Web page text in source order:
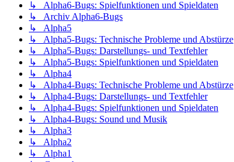
↳ Alpha6-Bugs: Spielfunktionen und Spieldaten
↳ Archiv Alpha6-Bugs
↳ Alpha5
↳ Alpha5-Bugs: Technische Probleme und Abstürze
↳ Alpha5-Bugs: Darstellungs- und Textfehler
↳ Alpha5-Bugs: Spielfunktionen und Spieldaten
↳ Alpha4
↳ Alpha4-Bugs: Technische Probleme und Abstürze
↳ Alpha4-Bugs: Darstellungs- und Textfehler
↳ Alpha4-Bugs: Spielfunktionen und Spieldaten
↳ Alpha4-Bugs: Sound und Musik
↳ Alpha3
↳ Alpha2
↳ Alpha1